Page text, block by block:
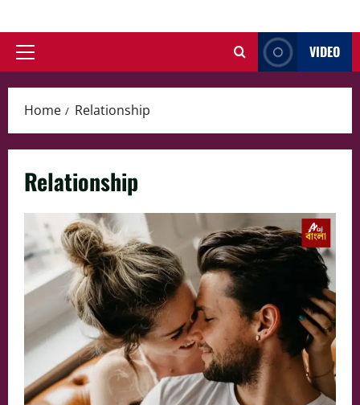
to
contentPrimary
VIDEO
Home Relationship
Relationship